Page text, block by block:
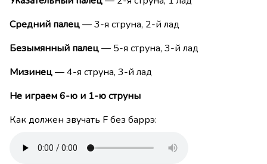
Средний палец— 3-я струна, 2-й лад
Безымянный палец— 5-я струна, 3-й лад
Мизинец— 4-я струна, 3-й лад
Не играем 6-ю и 1-ю струны
Как должен звучать F без баррэ: